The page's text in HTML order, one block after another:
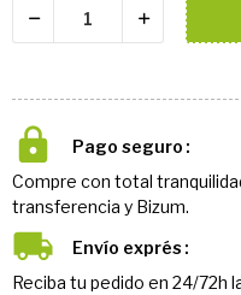
Pago seguro
Compre con total
transferencia y Bizum.
Envío exprés
Reciba tu pedido en 24/72h